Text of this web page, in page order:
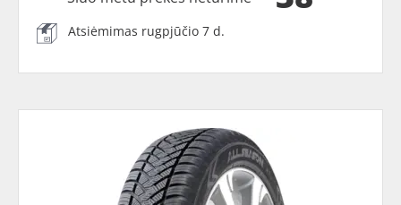
Atsiėmimas rugpjūčio 7 d.